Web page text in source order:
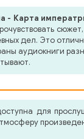
- Карта
дел. Это
аудиокниги
для